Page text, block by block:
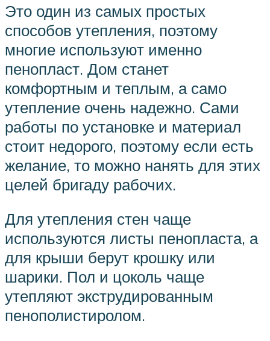
Это один из самых простых
способов утепления, поэтому
многие используют именно
пенопласт. Дом станет
комфортным и теплым, а само
утепление очень надежно. Сами
работы по установке и материал
стоит недорого, поэтому если есть
желание, то можно нанять для этих
целей бригаду рабочих.
Для утепления стен чаще
используются листы пенопласта, а
для крыши берут крошку или
шарики. Пол и цоколь чаще
утепляют экструдированным
пенополистиролом.